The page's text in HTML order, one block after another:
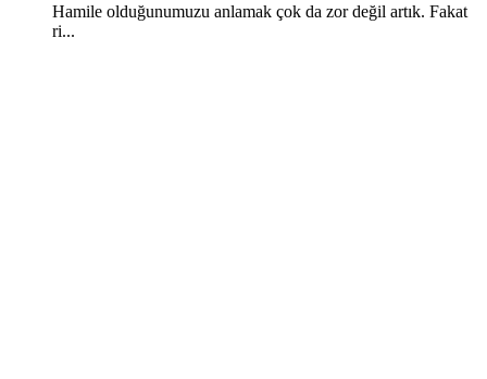
Hamile olduğunumuzu anlamak çok da zor değil artık. Fakat
ri...